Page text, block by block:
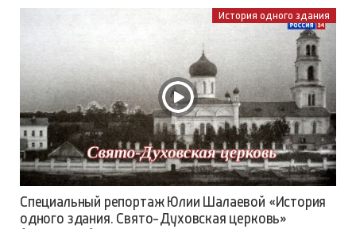
История одного здания
Специальный репортаж Юлии Шалаевой «История
одного здания. Свято-Духовская церковь»